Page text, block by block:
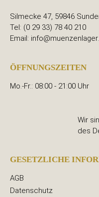
Silmecke 47, 59846
Tel: (0 29 33) 78 40 210
Email:
ÖFFNUNGSZEITEN
Mo.-Fr.: 08:00 - 21:00 Uhr
Wir
des
GESETZLICHE
AGB
Datenschutz